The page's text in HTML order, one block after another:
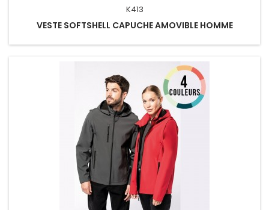
K413
VESTE SOFTSHELL CAPUCHE AMOVIBLE HOMME